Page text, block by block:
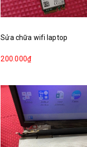
Sửa chữa wifi laptop
200.000₫